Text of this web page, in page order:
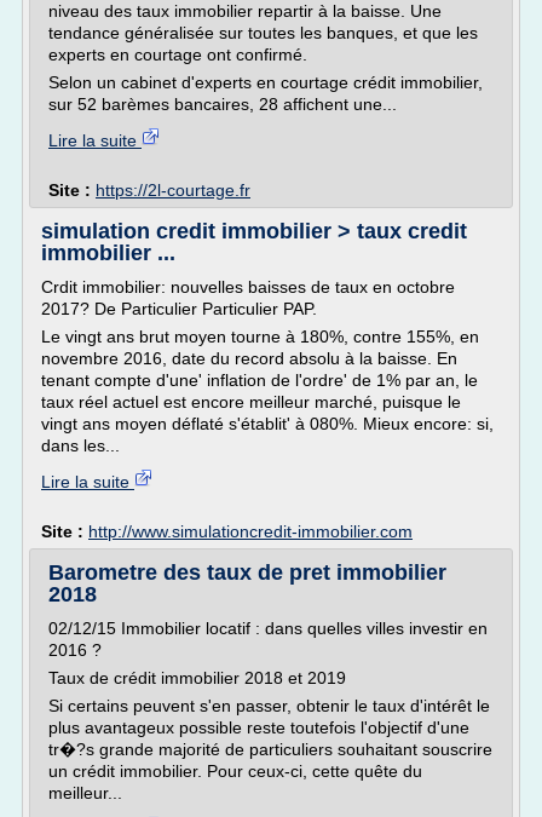
niveau des taux immobilier repartir à la baisse. Une
tendance généralisée sur toutes les banques, et que les
experts en courtage ont confirmé.
Selon un cabinet d'experts en courtage crédit immobilier,
sur 52 barèmes bancaires, 28 affichent une...
Lire la suite
Site : https://2l-courtage.fr
simulation credit immobilier > taux credit
immobilier ...
Crdit immobilier: nouvelles baisses de taux en octobre
2017? De Particulier Particulier PAP.
Le vingt ans brut moyen tourne à 180%, contre 155%, en
novembre 2016, date du record absolu à la baisse. En
tenant compte d'une' inflation de l'ordre' de 1% par an, le
taux réel actuel est encore meilleur marché, puisque le
vingt ans moyen déflaté s'établit' à 080%. Mieux encore: si,
dans les...
Lire la suite
Site : http://www.simulationcredit-immobilier.com
Barometre des taux de pret immobilier
2018
02/12/15 Immobilier locatif : dans quelles villes investir en
2016 ?
Taux de crédit immobilier 2018 et 2019
Si certains peuvent s'en passer, obtenir le taux d'intérêt le
plus avantageux possible reste toutefois l'objectif d'une
tr�?s grande majorité de particuliers souhaitant souscrire
un crédit immobilier. Pour ceux-ci, cette quête du
meilleur...